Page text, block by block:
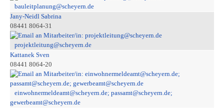
bauleitplanung@scheyern.de
Jany-Neidl Sabrina
08441 8064-31
projektleitung@scheyern.de
Kattanek Sven
08441 8064-20
einwohnermeldeamt@scheyern.de; passamt@scheyern.de;
gewerbeamt@scheyern.de